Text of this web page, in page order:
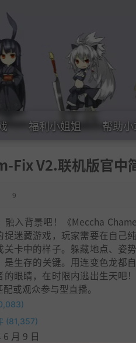
福利小姐姐 帮助
Fix V2.联机版官中
9
融入背景吧！《Meccha
捉迷藏游戏，玩家需要在自己
关卡中的样子。躲藏地点、姿
生存的关键。用连变色龙都
的眼睛，在时限内逃出生天吧
或观众参与型直播。
(81,357)
月 9 日